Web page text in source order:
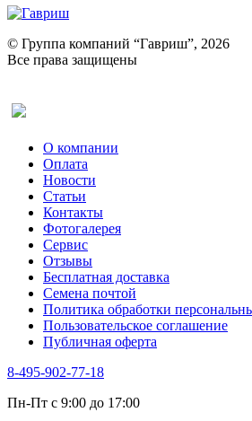
© Группа компаний “Гавриш”, 2026
Все права защищены
О компании
Оплата
Новости
Статьи
Контакты
Фотогалерея​
Сервис
Отзывы
Бесплатная доставка
Семена почтой
Политика обработки
Пользовательское соглашение
Публичная оферта
8-495-902-77-18
Пн-Пт с 9:00 до 17:00